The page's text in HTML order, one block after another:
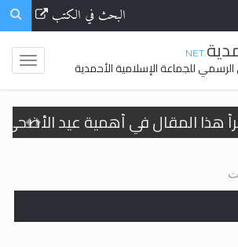
البحث في الكتب
.NET
للجماعة الإسلامية الأحمدية
هذا المقال في أهمية عيد
هامّ لأفراد الجماعة >> المزيد
هامّ لأفراد الجماعة >> المزيد